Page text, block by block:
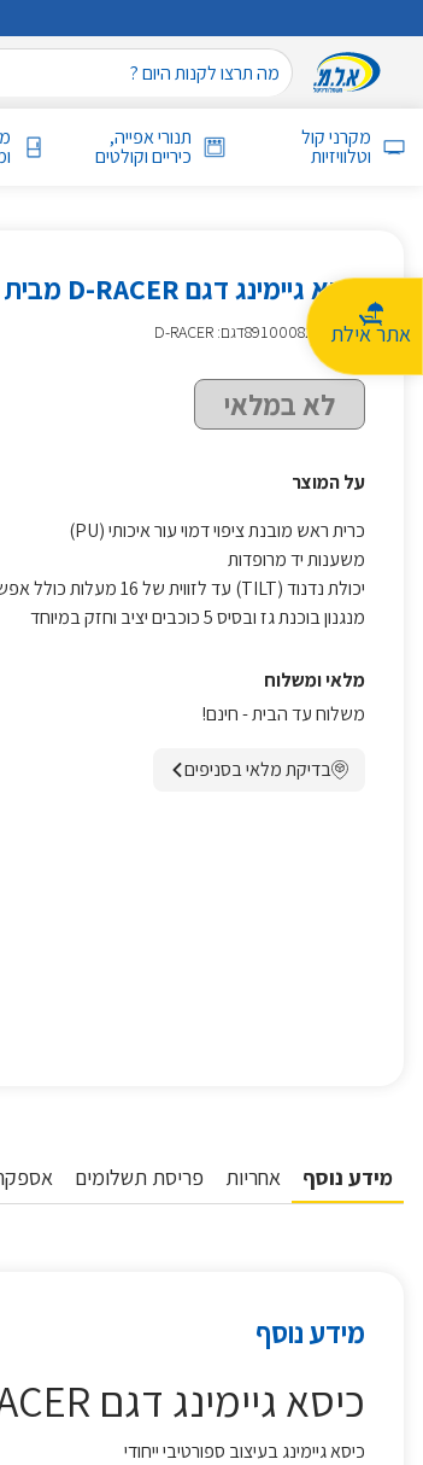
אתר אילת
מקרני קול
וטלוויזיות
תנורי אפייה,
כיריים וקולטים
כיסא גיימינג דגם D-RACER מבית DRAGON צבע אדום
מק״ט 891000821דגם: D-RACER
לא במלאי
על המוצר
כרית ראש מובנת ציפוי דמוי עור איכותי (PU)
משענות יד מרופדות
יכולת נדנוד (TILT) עד לזווית של 16 מעלות כולל אפשרות קיבוע ונעילת תנוחה.
מנגנון בוכנת גז ובסיס 5 כוכבים יציב וחזק במיוחד
מלאי ומשלוח
משלוח עד הבית - חינם!
בדיקת מלאי בסניפים
מידע נוסף אחריות פריסת תשלומים
מידע נוסף
כיסא גיימינג דגם D-RACER מבית DRAGON צבע אדום
כיסא גיימינג בעיצוב ספורטיבי ייחודי